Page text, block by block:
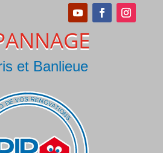
et Banlieue